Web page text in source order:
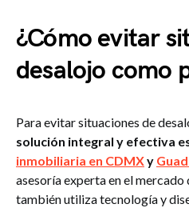
¿Cómo evitar
desalojo como
Para evitar situaciones de
solución integral y efectiva
inmobiliaria en CDMXy
asesoría experta en el mercado
también utiliza tecnología y